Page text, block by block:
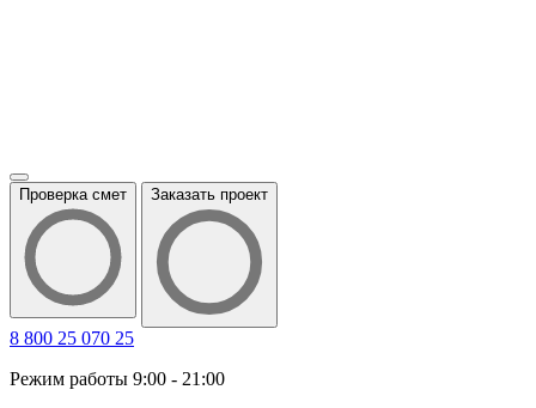
Проверка смет Заказать проект
8 800 25 070 25
Режим работы 9:00 - 21:00